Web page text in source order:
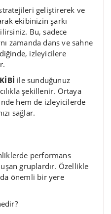
geliştirerek ve
ekibinizin şarkı
Bu, sadece
zamanda dans ve sahne
izleyicilere
ile sunduğunuz
şekillenir. Ortaya
hem de izleyicilerde
sağlar.
performans
gruplardır. Özellikle
önemli bir yere